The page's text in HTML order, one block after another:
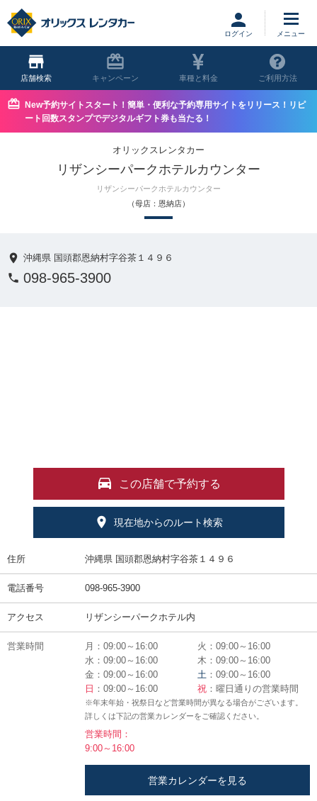
ログイン
店舗 キャンペーン 車種と料金 ご利用方法
New予約サイトスタート！簡単・便利な予約専用サイトをリリース！リピ
ート回数スタンプでデジタルギフト券も当たる！
オリックスレンタカー
リザンシーパークホテルカウンター
リザンシーパークホテルカウンター
（母店：恩納店）
沖縄県 国頭郡恩納村字谷茶１４９６
098-965-3900
この店舗で予約する
現在地からのルート検索
住所 沖縄県 国頭郡恩納村字谷茶１４９６
電話番号 098-965-3900
アクセス リザンシーパークホテル内
営業時間 月：09:00～16:00
火：09:00～16:00
水：09:00～16:00
木：09:00～16:00
金：09:00～16:00
土 ：09:00～16:00
日 ：09:00～16:00 祝 ：曜日通りの営業時間
※年末年始・祝祭日など営業時間が異なる場合がございます。
詳しくは下記の営業カレンダーをご確認ください。
営業時間：
9:00～16:00
営業カレンダーを見る